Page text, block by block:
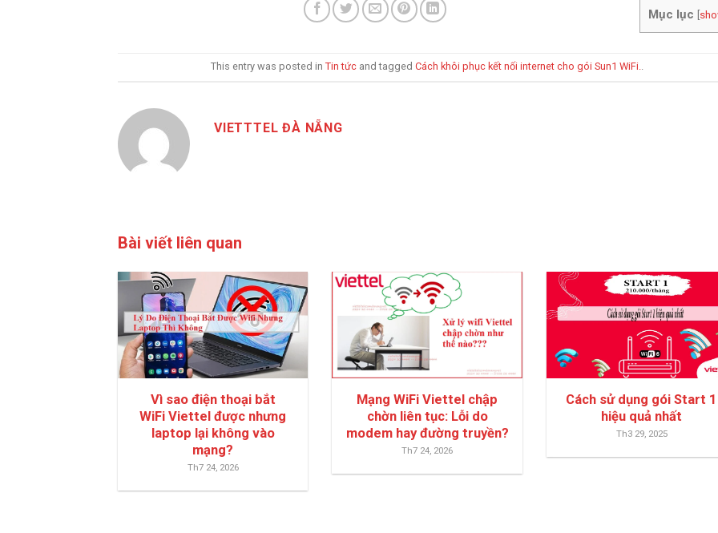
Mục lục [
This entry was posted inTin tức and taggedCách khôi phục kết nối internet cho gói Sun1 WiFi.
VIETTTEL ĐÀ NẴNG
Bài viết liên quan
Vì sao điện thoại bắt
WiFi Viettel được nhưng
laptop lại không vào
mạng?
Th7 24, 2026
Mạng WiFi Viettel chập
chờn liên tục: Lỗi do
modem hay đường truyền?
Th7 24, 2026
Cách sử dụng gói Start 1
hiệu quả nhất
Th3 29, 2025